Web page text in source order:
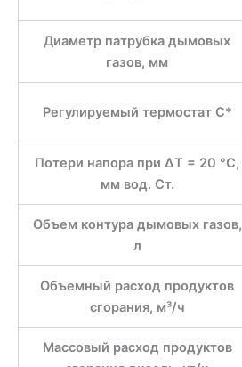
Диаметр патрубка дымовых
газов, мм
Регулируемый термостат С*
Потери напора при ∆T = 20 °C,
мм вод. Ст.
Объем контура дымовых газов,
л
Объемный расход продуктов
сгорания, м³/ч
Массовый расход продуктов